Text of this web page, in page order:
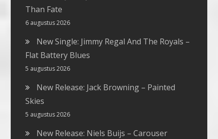
Than Fate
6 augustus 2026
New Single: Jimmy Regal And The Royals –
Flat Battery Blues
5 augustus 2026
New Release: Jack Browning – Painted
Skies
5 augustus 2026
New Release: Niels Buijs – Carouser